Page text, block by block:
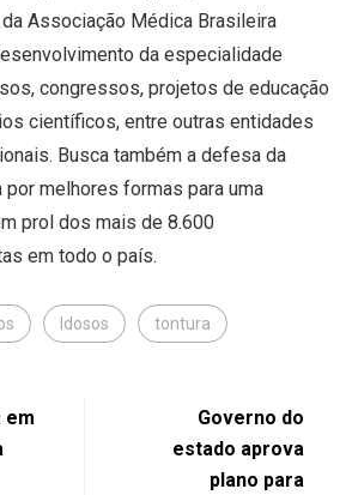
Associação Médica Brasileira
da especialidade
congressos, projetos de educação
científicos, entre outras entidades
Busca também a defesa da
melhores formas para uma
prol dos mais de 8.600
em todo o país.
Idosos tontura
em
Governo do
estado aprova
plano para